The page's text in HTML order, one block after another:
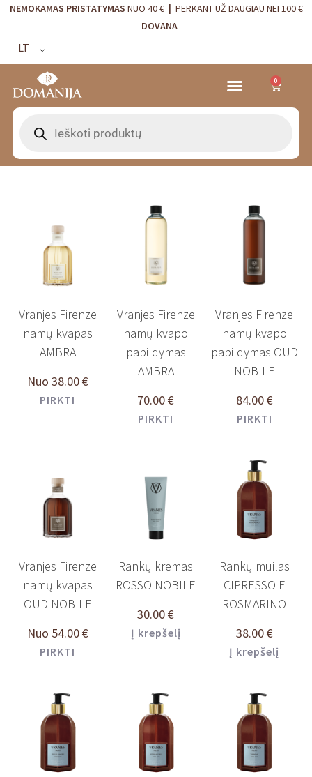
NEMOKAMAS PRISTATYMAS NUO 40 € | PERKANT UŽ DAUGIAU NEI 100 €
– DOVANA
LT
0
Vranjes Firenze
namų kvapas
AMBRA
Nuo 38.00€
PIRKTI
Vranjes Firenze
namų kvapo
papildymas
AMBRA
70.00€
PIRKTI
Vranjes Firenze
namų kvapo
papildymas OUD
NOBILE
84.00€
PIRKTI
Vranjes Firenze
namų kvapas
OUD NOBILE
Nuo 54.00€
PIRKTI
Rankų kremas
ROSSO NOBILE
30.00€
Į krepšelį
Rankų muilas
CIPRESSO E
ROSMARINO
38.00€
Į krepšelį